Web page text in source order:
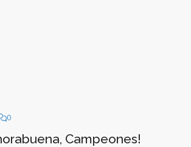
0
Campeones!